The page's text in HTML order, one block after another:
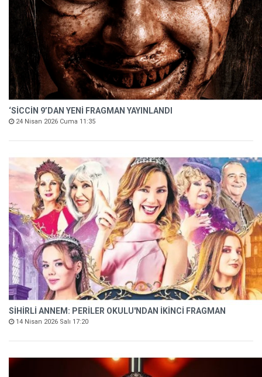
‘SİCCİN 9’DAN YENİ FRAGMAN YAYINLANDI
24 Nisan 2026 Cuma 11:35
SİHİRLİ ANNEM: PERİLER OKULU'NDAN İKİNCİ FRAGMAN
14 Nisan 2026 Salı 17:20